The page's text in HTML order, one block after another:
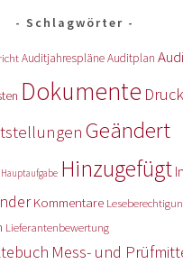
Schlagwörter
AuditjahrespläneAuditplan
Dokumente
Geändert
Hauptaufgabe Hinzugefügt
Kommentare
Lieferantenbewertung
Mess- und